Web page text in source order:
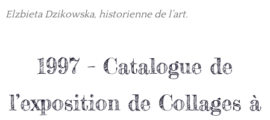
Elzbieta Dzikowska, historienne de l’art.
1997 – Catalogue de
l’exposition de Collages à